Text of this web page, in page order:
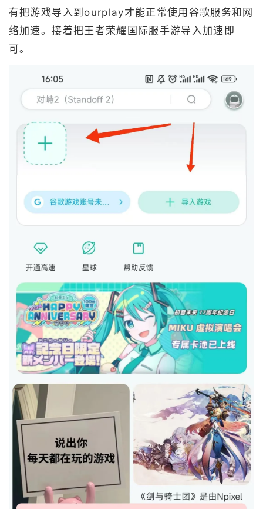
有把游戏导入到ourplay才能正常使用谷歌服务和网
络加速。接着把王者荣耀国际服手游导入加速即
可。